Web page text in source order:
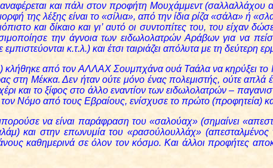
αναφέρεται και πάλι στον προφήτη Μουχάμμεντ
της λέξης είναι το «σίλια», από την ίδια ρίζα «σάλα» ή
και δίκαιο και γι’ αυτό οι συντοπίτες του, του είχαν
την άγνοια των ειδωλολατρών Αράβων για να
κ.τ.λ.) και έτσι ταιριάζει απόλυτα με τη δεύτερη
από τον ΑΛΛΑΧ Σουμπχάνα ουά Ταάλα να κηρύξει το
στη Μέκκα. Δεν ήταν ούτε μόνο ένας πολεμιστής, ούτε
και το ξίφος στο άλλο εναντίον των ειδωλολατρών –
Νόμο από τους Εβραίους, ενίσχυσε το πρώτο (προφητεία)
να είναι παράφραση του «σαλούαχ» (σημαίνει
και στην επωνυμία του «ρασούλουλλάχ» (απεσταλμένος
καθημερινά σε όλον τον κόσμο. Και άλλοι προφήτες